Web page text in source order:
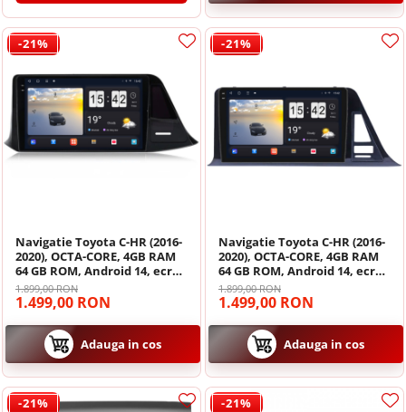
Navigatii Mazda
Navigatii Chevrolet
Navigatii Honda
Navigatii Porsche
Navigatii Land Rover
Navigatii Iveco
Navigatii Chrysler
-21%
Navigatie Toyota C-HR (2016-
2020), OCTA-CORE, 4GB RAM
64 GB ROM, Android 14, ecran
2K QLED 2000 X 1200 PX, 9.5
inch - ECARTECH
1.899,00 RON
1.499,00 RON
Adauga in cos
-21%
Navigatie Toyota C-HR (2016-
2020), OCTA-CORE, 4GB RAM
64 GB ROM, Android 14, ecran
2K QLED 2000 X 1200 PX, 9.5
inch - ECARTECH
1.899,00 RON
1.499,00 RON
Adauga in cos
-21% -21%